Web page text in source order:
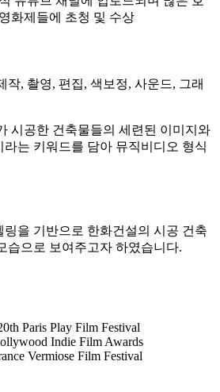
화제들에 초청 및 수상
작, 촬영, 편집, 색보정, 사운드, 그래
시공한 건축물들의 세련된 이미지와
는 키워드를 담아 뮤직비디오 형식
을 기반으로 한화건설의 시공 건축
습으로 보여주고자 하였습니다.
Paris Play Film Festival
Indie Film Awards
Vermiose Film Festival